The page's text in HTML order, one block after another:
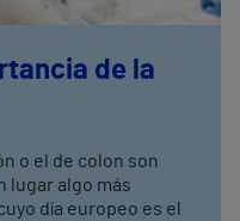
de la
o el de colon son
lugar algo más
día europeo es el